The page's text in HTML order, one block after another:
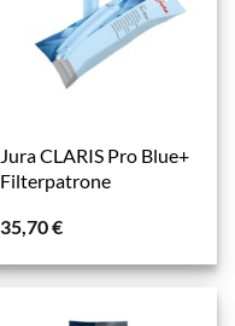
Jura CLARIS Pro Blue+
Filterpatrone
35,70€